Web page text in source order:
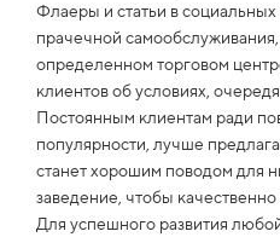
Флаеры и статьи в
прачечной
определенном торговом
клиентов об условиях,
Постоянным клиентам ради
популярности, лучше
станет хорошим поводом для
заведение, чтобы качественно
Для успешного развития